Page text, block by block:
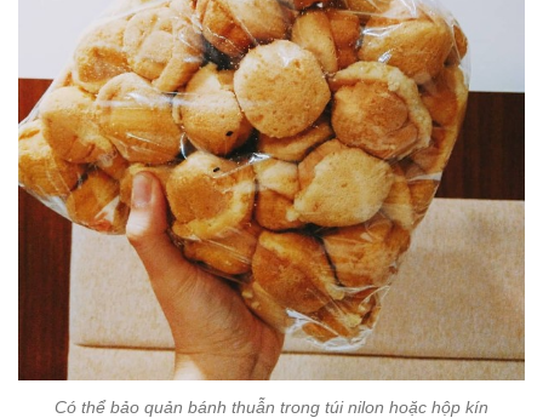
Có thể bảo quản bánh thuẫn trong túi nilon hoặc hộp kín